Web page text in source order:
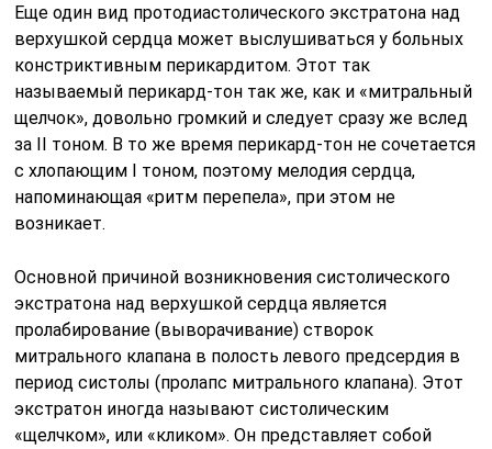
Еще один вид протодиастолического экстратона над
верхушкой сердца может выслушиваться у больных
констриктивным перикардитом. Этот так
называемый перикард-тон так же, как и «митральный
щелчок», довольно громкий и следует сразу же вслед
за II тоном. В то же время перикард-тон не сочетается
с хлопающим I тоном, поэтому мелодия сердца,
напоминающая «ритм перепела», при этом не
возникает.
Основной причиной возникновения систолического
экстратона над верхушкой сердца является
пролабирование (выворачивание) створок
митрального клапана в полость левого предсердия в
период систолы (пролапс митрального клапана). Этот
экстратон иногда называют систолическим
«щелчком», или «кликом». Он представляет собой